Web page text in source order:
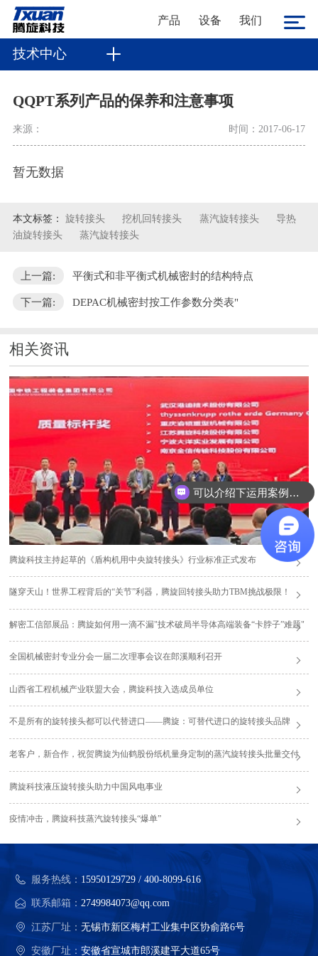
产品 设备 我们
技术中心
QQPT系列产品的保养和注意事项
来源： 时间：2017-06-17
暂无数据
本文标签： 旋转接头 挖机回转接头 蒸汽旋转接头
导热
油旋转接头
蒸汽旋转接头
上一篇: 平衡式和非平衡式机械密封的结构特点
下一篇: DEPAC机械密封按工作参数分类表"
相关资讯
腾旋科技主持起草的《盾构机用中央旋转接头》行业标准正式发布
隧穿天山！世界工程背后的“关节”利器，腾旋回转接头助力TBM挑战极限！
解密工信部展品：腾旋如何用一滴不漏"技术破局半导体高端装备“卡脖子”难题"
全国机械密封专业分会一届二次理事会议在郎溪顺利召开
山西省工程机械产业联盟大会，腾旋科技入选成员单位
不是所有的旋转接头都可以代替进口——腾旋：可替代进口的旋转接头品牌
老客户，新合作，祝贺腾旋为仙鹤股份纸机量身定制的蒸汽旋转接头批量交付
腾旋科技液压旋转接头助力中国风电事业
疫情冲击，腾旋科技蒸汽旋转接头“爆单”
服务热线： 15950129729 / 400-8099-616
联系邮箱：2749984073@qq.com
江苏厂址：无锡市新区梅村工业集中区协俞路6号
安徽厂址：安徽省宣城市郎溪建平大道65号